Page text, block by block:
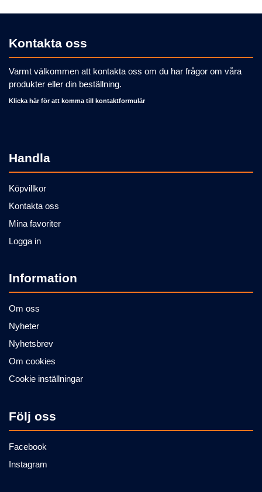
Kontakta oss
Varmt välkommen att kontakta oss om du har frågor om våra
produkter eller din beställning.
Klicka här för att komma till kontaktformulär
Handla
Köpvillkor
Kontakta oss
Mina favoriter
Logga in
Information
Om oss
Nyheter
Nyhetsbrev
Om cookies
Cookie inställningar
Följ oss
Facebook
Instagram